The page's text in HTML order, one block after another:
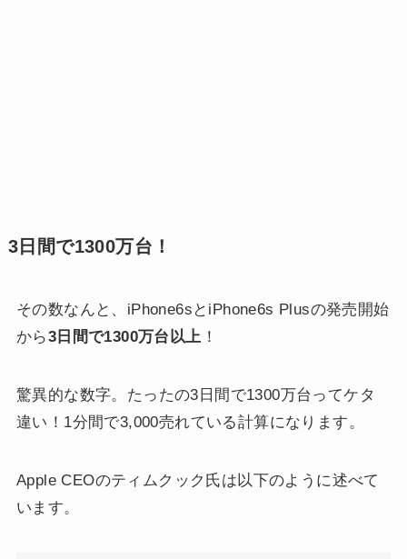
3日間で1300万台！
その数なんと、iPhone6sとiPhone6s Plusの発売開始
から3日間で1300万台以上 ！
驚異的な数字。たったの3日間で1300万台ってケタ
違い！1分間で3,000売れている計算になります。
Apple CEOのティムクック氏は以下のように述べて
います。